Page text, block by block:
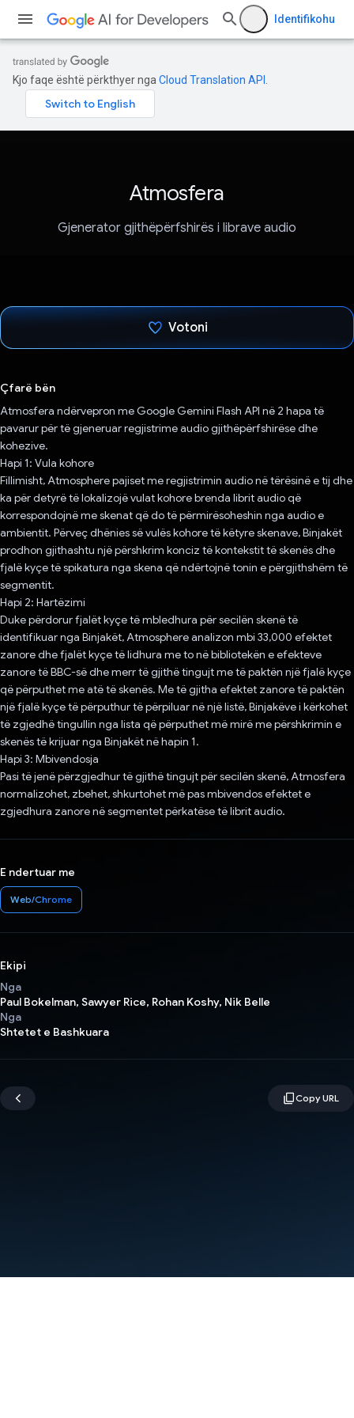
Identifikohu
Kjo faqe është përkthyer nga Cloud Translation API
Atmosfera
Gjenerator gjithëpërfshirës i librave audio
Votoni
Çfarë bën
Atmosfera ndërvepron me Google Gemini Flash API në 2 hapa të
pavarur për të gjeneruar regjistrime audio gjithëpërfshirëse dhe
kohezive.
Hapi 1: Vula kohore
Fillimisht, Atmosphere pajiset me regjistrimin audio në tërësinë e tij dhe
ka për detyrë të lokalizojë vulat kohore brenda librit audio që
korrespondojnë me skenat që do të përmirësoheshin nga audio e
ambientit. Përveç dhënies së vulës kohore të këtyre skenave, Binjakët
prodhon gjithashtu një përshkrim konciz të kontekstit të skenës dhe
fjalë kyçe të spikatura nga skena që ndërtojnë tonin e përgjithshëm të
segmentit.
Hapi 2: Hartëzimi
Duke përdorur fjalët kyçe të mbledhura për secilën skenë të
identifikuar nga Binjakët, Atmosphere analizon mbi 33,000 efektet
zanore dhe fjalët kyçe të lidhura me to në bibliotekën e efekteve
zanore të BBC-së dhe merr të gjithë tingujt me të paktën një fjalë kyçe
që përputhet me atë të skenës. Me të gjitha efektet zanore të paktën
një fjalë kyçe të përputhur të përpiluar në një listë, Binjakëve i kërkohet
të zgjedhë tingullin nga lista që përputhet më mirë me përshkrimin e
skenës të krijuar nga Binjakët në hapin 1.
Hapi 3: Mbivendosja
Pasi të jenë përzgjedhur të gjithë tingujt për secilën skenë, Atmosfera
normalizohet, zbehet, shkurtohet më pas mbivendos efektet e
zgjedhura zanore në segmentet përkatëse të librit audio.
E ndertuar me
Web/Chrome
Ekipi
Nga
Paul Bokelman, Sawyer Rice, Rohan Koshy, Nik Belle
Nga
Shtetet e Bashkuara